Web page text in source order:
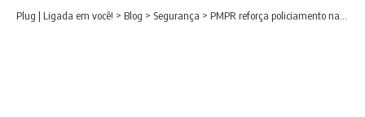
Plug | Ligada em você! > Blog > Segurança > PMPR reforça policiamento nas rodovias estaduais durante o feriado de Corpus Christi